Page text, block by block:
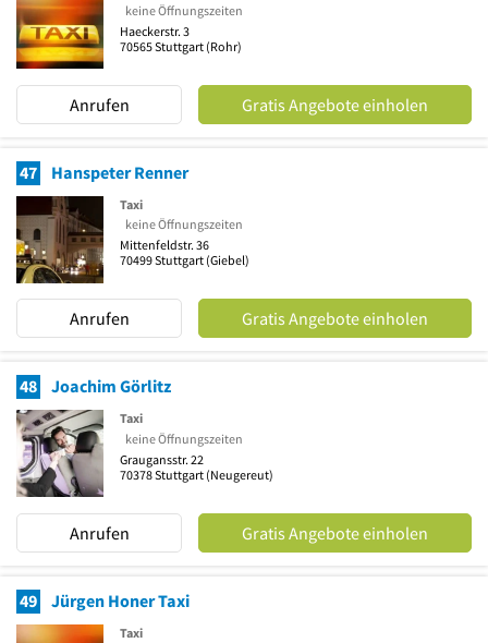
keine Öffnungszeiten
Haeckerstr. 3
70565Stuttgart (Rohr)
Anrufen Gratis Angebote einholen
47 Hanspeter Renner
Taxi
keine Öffnungszeiten
Mittenfeldstr. 36
70499Stuttgart (Giebel)
Anrufen Gratis Angebote einholen
48 Joachim Görlitz
Taxi
keine Öffnungszeiten
Graugansstr. 22
70378Stuttgart (Neugereut)
Anrufen Gratis Angebote einholen
49 Jürgen Honer Taxi
Taxi